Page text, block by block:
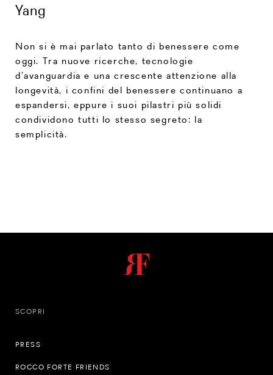
Yang
Non si è mai parlato tanto di benessere come
oggi. Tra nuove ricerche, tecnologie
d’avanguardia e una crescente attenzione alla
longevità, i confini del benessere continuano a
espandersi, eppure i suoi pilastri più solidi
condividono tutti lo stesso segreto: la
semplicità.
SCOPRI
PRESS
ROCCO FORTE FRIENDS